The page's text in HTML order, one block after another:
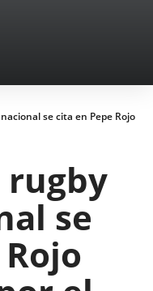
se cita en Pepe Rojo
se